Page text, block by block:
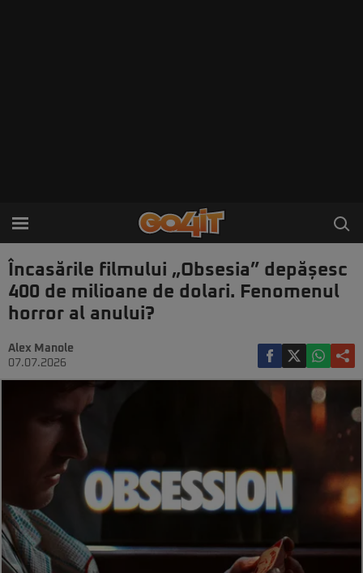
Încasările filmului „Obsesia” depășesc
400 de milioane de dolari. Fenomenul
horror al anului?
Alex Manole
07.07.2026